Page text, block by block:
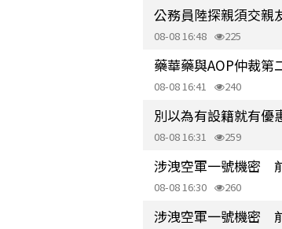
公務員陸探親須交親
08-08 16:48 225
藥華藥與AOP仲裁第
08-08 16:41 240
別以為有設籍就有優
08-08 16:31 259
涉洩空軍一號機密
08-08 16:30 260
涉洩空軍一號機密